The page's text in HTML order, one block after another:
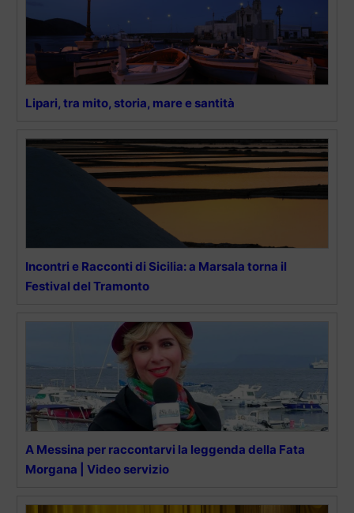
Lipari, tra mito, storia, mare e santità
Incontri e Racconti di Sicilia: a Marsala torna il
Festival del Tramonto
A Messina per raccontarvi la leggenda della Fata
Morgana | Video servizio